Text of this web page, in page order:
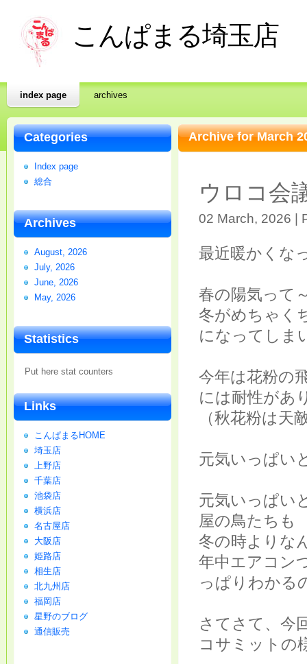
こんぱまる埼玉店
index page archives
Archive for March
ウロコ会
02 March, 2026 |
最近暖かくな
春の陽気って
冬がめちゃく
になってしま
今年は花粉の
には耐性があ
（秋花粉は天
元気いっぱい
元気いっぱい
屋の鳥たちも
冬の時よりな
年中エアコン
っぱりわかる
さてさて、今
コサミットの
Categories
Index page
総合
Archives
August, 2026
July, 2026
June, 2026
May, 2026
Statistics
Put here stat counters
Links
こんぱまるHOME
埼玉店
上野店
千葉店
池袋店
横浜店
名古屋店
大阪店
姫路店
相生店
北九州店
福岡店
星野のブログ
通信販売